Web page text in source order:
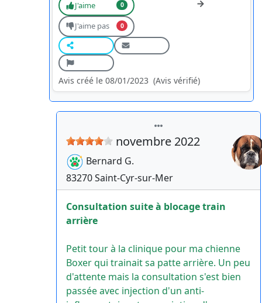
J'aime 0
J'aime pas 0
Avis créé le 08/01/2023 (Avis vérifié)
novembre 2022
Bernard G.
83270Saint-Cyr-sur-Mer
Consultation suite à blocage train
arrière
Petit tour à la clinique pour ma chienne
Boxer qui trainait sa patte arrière. Un peu
d'attente mais la consultation s'est bien
passée avec injection d'un anti-